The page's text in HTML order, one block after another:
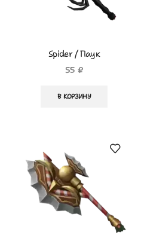
Spider / Паук
55 ₽
В КОРЗИНУ